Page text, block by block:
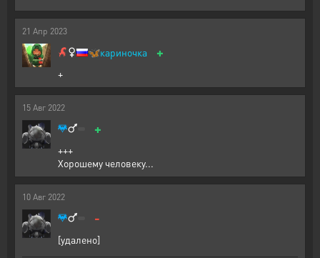
21 Апр 2023
🦋кариночка +
+
15 Авг 2022
+
+++
Хорошему человеку...
10 Авг 2022
-
[удалено]